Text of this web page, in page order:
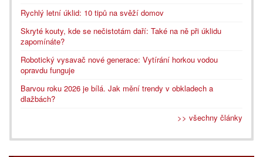
Rychlý letní úklid: 10 tipů na svěží domov
Skryté kouty, kde se nečistotám daří: Také na ně při úklidu
zapomínáte?
Robotický vysavač nové generace: Vytírání horkou vodou
opravdu funguje
Barvou roku 2026 je bílá. Jak mění trendy v obkladech a
dlažbách?
>> všechny články